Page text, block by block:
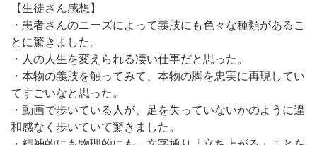
【生徒さん感想】
・患者さんのニーズによって義肢にも色々な種類があるこ
とに驚きました。
・人の人生を変えられる凄い仕事だと思った。
・本物の義肢を触ってみて、本物の脚を忠実に再現してい
てすごいなと思った。
・動画で歩いている人が、足を失っていないかのように違
和感なく歩いていて驚きました。